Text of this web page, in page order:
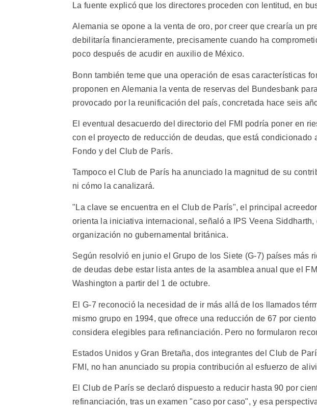
La fuente explicó que los directores proceden con lentitud, en
Alemania se opone a la venta de oro, por creer que crearía un
debilitaría financieramente, precisamente cuando ha
poco después de acudir en auxilio de México.
Bonn también teme que una operación de esas características
proponen en Alemania la venta de reservas del Bundesbank
provocado por la reunificación del país, concretada hace seis
El eventual desacuerdo del directorio del FMI podría poner en
con el proyecto de reducción de deudas, que está condicionado
Fondo y del Club de París.
Tampoco el Club de París ha anunciado la magnitud de su
ni cómo la canalizará.
"La clave se encuentra en el Club de París", el principal
orienta la iniciativa internacional, señaló a IPS Veena Siddharth,
organización no gubernamental británica.
Según resolvió en junio el Grupo de los Siete (G-7) países más
de deudas debe estar lista antes de la asamblea anual que el
Washington a partir del 1 de octubre.
El G-7 reconoció la necesidad de ir más allá de los llamados
mismo grupo en 1994, que ofrece una reducción de 67 por
considera elegibles para refinanciación. Pero no formularon
Estados Unidos y Gran Bretaña, dos integrantes del Club de
FMI, no han anunciado su propia contribución al esfuerzo de
El Club de París se declaró dispuesto a reducir hasta 90 por
refinanciación, tras un examen "caso por caso", y esa